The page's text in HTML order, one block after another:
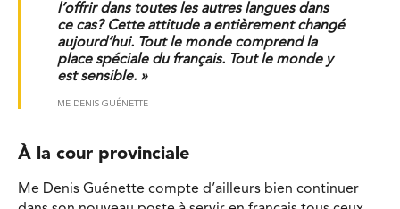
l’offrir dans toutes les autres langues dans
ce cas? Cette attitude a entièrement changé
aujourd’hui. Tout le monde comprend la
place spéciale du français. Tout le monde y
est sensible. »
ME DENIS GUÉNETTE
À la cour provinciale
Me Denis Guénette compte d’ailleurs bien continuer